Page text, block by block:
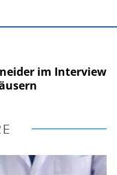
im Interview